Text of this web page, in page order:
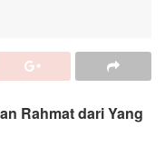
Rahmat dari Yang